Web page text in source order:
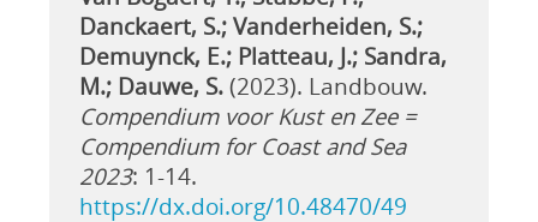
Danckaert, S.; Vanderheiden, S.;
Demuynck, E.; Platteau, J.; Sandra,
M.; Dauwe, S.(2023). Landbouw.
Compendium voor Kust en Zee =
Compendium for Coast and Sea
2023: 1-14.
https://dx.doi.org/10.48470/49